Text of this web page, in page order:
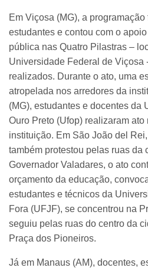
Em Viçosa (MG), a
estudantes e contou com o
pública nas Quatro Pilastras –
Universidade Federal de Viçosa
realizados. Durante o ato, uma
atropelada nos arredores da
(MG), estudantes e docentes da
Ouro Preto (Ufop) realizaram ato
instituição. Em São João del
também protestou pelas ruas da
Governador Valadares, o ato
orçamento da educação,
estudantes e técnicos da
Fora (UFJF), se concentrou na
seguiu pelas ruas do centro da
Praça dos Pioneiros.
Já em Manaus (AM), docentes,